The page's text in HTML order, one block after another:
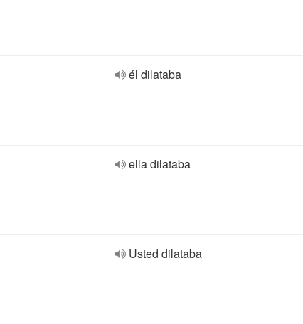
él dilataba
ella dilataba
Usted dilataba